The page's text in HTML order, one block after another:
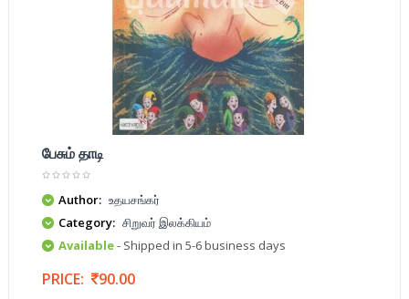
பேசும் தாடி
Author: உதயசங்கர்
Category: சிறுவர் இலக்கியம்
Available- Shipped in 5-6 business days
PRICE: 90.00